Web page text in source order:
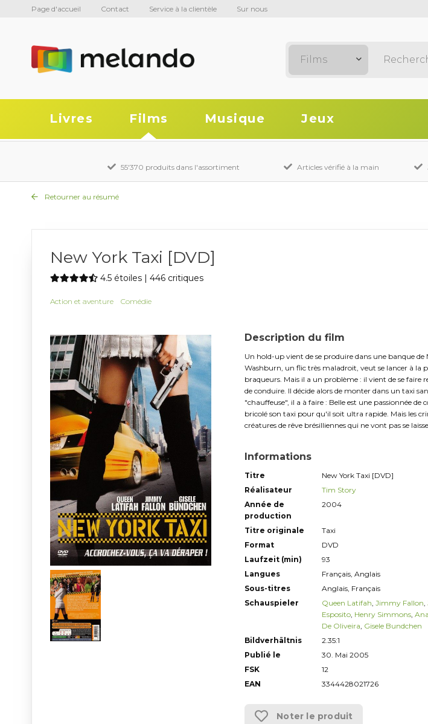
Page d'accueil Contact Service à la clientèle Sur nous
Films
Livres Films Musique Jeux
55'370 produits dans l'assortiment Articles vérifié à la main
Retourner au résumé
New York Taxi [DVD]
4.5 étoiles | 446 critiques
Action et aventure Comédie
Description du film
Un hold-up vient de se produire dans une banque de
Washburn, un flic très maladroit, veut se lancer à la
braqueurs. Mais il a un problème : il vient de se faire
de conduire. Il décide alors de monter dans un taxi
"chauffeuse", il a à faire : Belle est une passionnée de
bricolé son taxi pour qu'il soit ultra rapide. Mais les
créatures de rêve brésilliennes qui ne vont pas se
Informations
Titre
New York Taxi [DVD]
Réalisateur
Tim Story
Année de
production
2004
Titre originale
Taxi
Format
DVD
Laufzeit (min)
93
Langues
Français, Anglais
Sous-titres
Anglais, Français
Schauspieler
Queen Latifah, Jimmy Fallon,
Esposito, Henry Simmons,
De Oliveira, Gisele Bundchen
Bildverhältnis
2.35:1
Publié le
30. Mai 2005
FSK
12
EAN
3344428021726
Noter le produit